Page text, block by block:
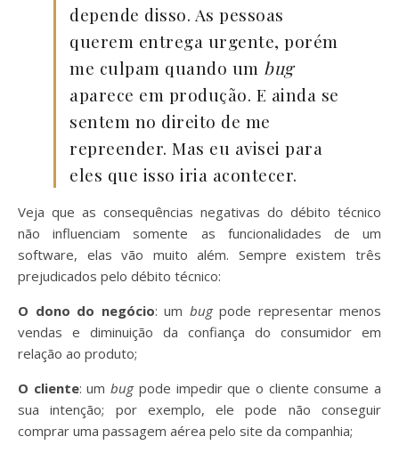
depende disso. As pessoas
querem entrega urgente, porém
me culpam quando um bug
aparece em produção. E ainda se
sentem no direito de me
repreender. Mas eu avisei para
eles que isso iria acontecer.
Veja que as consequências negativas do débito técnico
não influenciam somente as funcionalidades de um
software, elas vão muito além. Sempre existem três
prejudicados pelo débito técnico:
O dono do negócio: um bugpode representar menos
vendas e diminuição da confiança do consumidor em
relação ao produto;
O cliente: umbugpode impedir que o cliente consume a
sua intenção; por exemplo, ele pode não conseguir
comprar uma passagem aérea pelo site da companhia;